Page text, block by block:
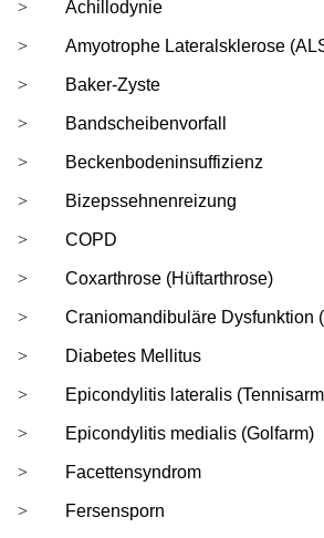
Achillodynie
Amyotrophe Lateralsklerose
Baker-Zyste
Bandscheibenvorfall
Beckenbodeninsuffizienz
Bizepssehnenreizung
COPD
Coxarthrose (Hüftarthrose)
Craniomandibuläre Dysfunktion
Diabetes Mellitus
Epicondylitis lateralis
Epicondylitis medialis (Golfarm)
Facettensyndrom
Fersensporn